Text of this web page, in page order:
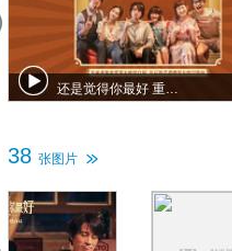
还是觉得你最好 重映定档预告
38 张图片